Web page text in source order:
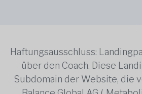
Haftungsausschluss:
über den Coach. Diese
Subdomain der Website, die